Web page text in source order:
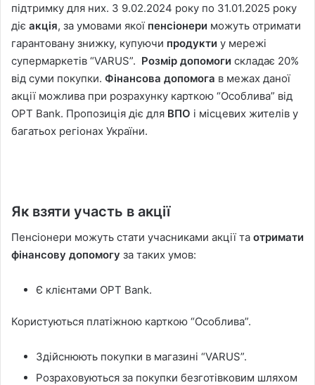
підтримку для них. З 9.02.2024 року по 31.01.2025 року
діє акція, за умовами якої пенсіонери можуть отримати
гарантовану знижку, купуючи продукти у мережі
супермаркетів “VARUS”. Розмір допомоги складає 20%
від суми покупки. Фінансова допомога в межах даної
акції можлива при розрахунку карткою “Особлива” від
OPT Bank. Пропозиція діє для ВПО і місцевих жителів у
багатьох регіонах України.
Як взяти участь в акції
Пенсіонери можуть стати учасниками акції та отримати
фінансову допомогу за таких умов:
Є клієнтами OPT Bank.
Користуються платіжною карткою “Особлива”.
Здійснюють покупки в магазині “VARUS”.
Розраховуються за покупки безготівковим шляхом